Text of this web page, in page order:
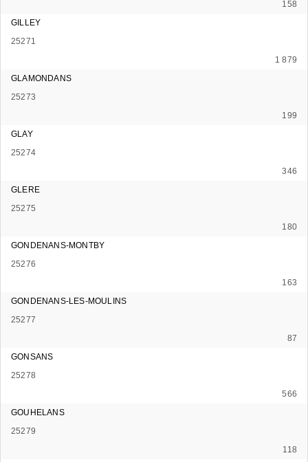
158
GILLEY
25271
1 879
GLAMONDANS
25273
199
GLAY
25274
346
GLERE
25275
180
GONDENANS-MONTBY
25276
163
GONDENANS-LES-MOULINS
25277
87
GONSANS
25278
566
GOUHELANS
25279
118